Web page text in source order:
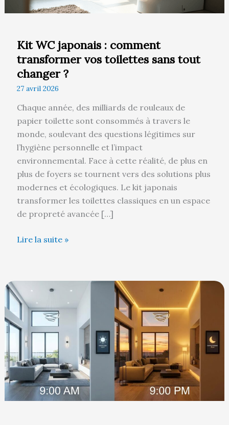
Kit WC japonais : comment
transformer vos toilettes sans tout
changer ?
27 avril 2026
Chaque année, des milliards de rouleaux de
papier toilette sont consommés à travers le
monde, soulevant des questions légitimes sur
l’hygiène personnelle et l’impact
environnemental. Face à cette réalité, de plus en
plus de foyers se tournent vers des solutions plus
modernes et écologiques. Le kit japonais
transformer les toilettes classiques en un espace
de propreté avancée […]
tout
?
Lire la suite »
Maison
connectée
:
gagner
du
temps
avec
des
automatisations